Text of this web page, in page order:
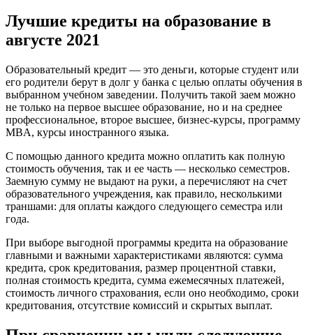
Лучшие кредиты на образование в
августе 2021
Образовательный кредит — это деньги, которые студент или
его родители берут в долг у банка с целью оплаты обучения в
выбранном учебном заведении. Получить такой заем можно
не только на первое высшее образование, но и на среднее
профессиональное, второе высшее, бизнес-курсы, программу
MBA, курсы иностранного языка.
С помощью данного кредита можно оплатить как полную
стоимость обучения, так и ее часть — несколько семестров.
Заемную сумму не выдают на руки, а перечисляют на счет
образовательного учреждения, как правило, несколькими
траншами: для оплаты каждого следующего семестра или
года.
При выборе выгодной программы кредита на образование
главными и важными характеристиками являются: сумма
кредита, срок кредитования, размер процентной ставки,
полная стоимость кредита, сумма ежемесячных платежей,
стоимость личного страхования, если оно необходимо, сроки
кредитования, отсутствие комиссий и скрытых выплат.